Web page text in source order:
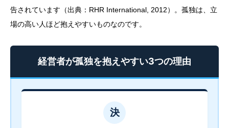
告されています（出典：RHR International, 2012）。孤独は、立
場の高い人ほど抱えやすいものなのです。
経営者が孤独を抱えやすい3つの理由
決